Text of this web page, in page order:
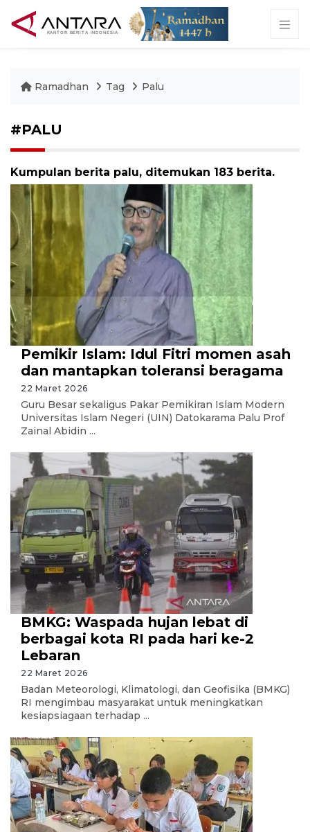
Ramadhan Tag Palu
#PALU
Kumpulan berita palu, ditemukan 183 berita.
Pemikir Islam: Idul Fitri momen asah
dan mantapkan toleransi beragama
22 Maret 2026
Guru Besar sekaligus Pakar Pemikiran Islam Modern
Universitas Islam Negeri (UIN) Datokarama Palu Prof
Zainal Abidin ...
BMKG: Waspada hujan lebat di
berbagai kota RI pada hari ke-2
Lebaran
22 Maret 2026
Badan Meteorologi, Klimatologi, dan Geofisika (BMKG)
RI mengimbau masyarakat untuk meningkatkan
kesiapsiagaan terhadap ...